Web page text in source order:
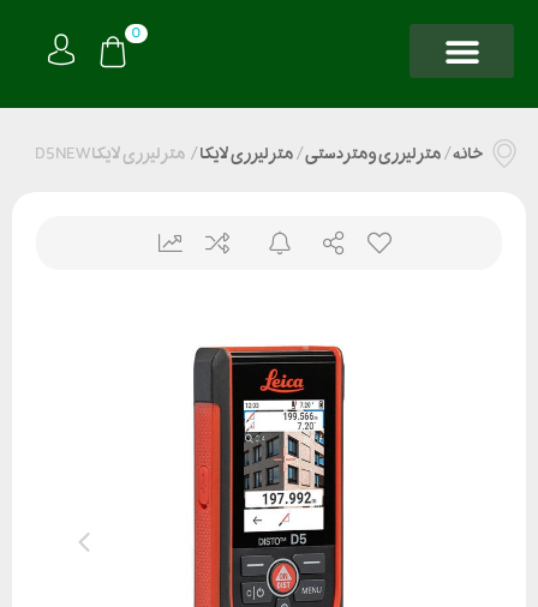
0
خانه/متر لیزری و متر دستی/متر لیزری لایکا/ متر لیزری لایکا D5 NEW